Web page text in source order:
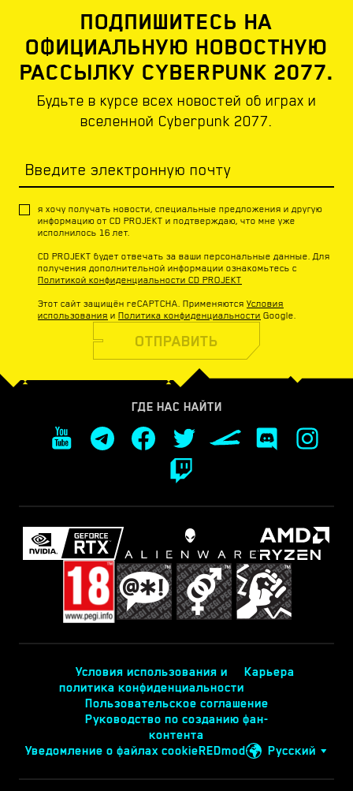
ПОДПИШИТЕСЬ НА
ОФИЦИАЛЬНУЮ НОВОСТНУЮ
РАССЫЛКУ CYBERPUNK 2077.
Будьте в курсе всех новостей об играх и
вселенной Cyberpunk 2077.
Введите электронную почту
я хочу получать новости, специальные предложения и другую
информацию от CD PROJEKT и подтверждаю, что мне уже
исполнилось 16 лет.
CD PROJEKT будет отвечать за ваши персональные данные. Для
получения дополнительной информации ознакомьтесь с
Политикой конфиденциальности CD PROJEKT
Этот сайт защищён reCAPTCHA. Применяются Условия
использования и Политика конфиденциальности Google.
ОТПРАВИТЬ
ГДЕ НАС НАЙТИ
Условия использования и
политика конфиденциальности
Карьера
Пользовательское соглашение
Руководство по созданию фан-
контента
Уведомление о файлах cookieREDmod Русский